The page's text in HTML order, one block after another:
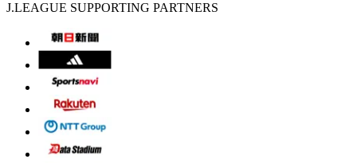
J.LEAGUE SUPPORTING PARTNERS